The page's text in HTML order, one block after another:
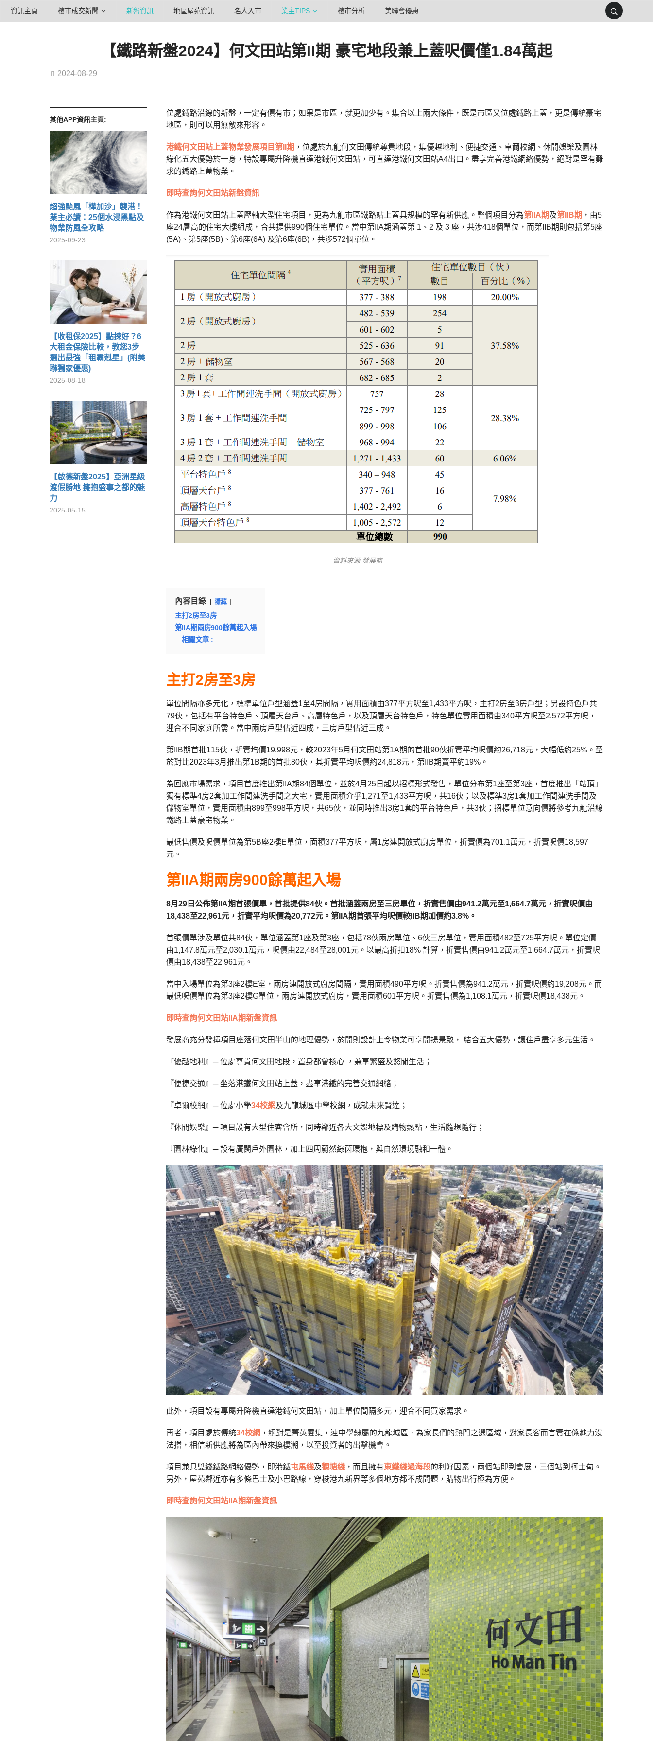
資訊主頁 樓市成交新聞 新盤資訊 地區屋苑資訊 名人入市 業主TIPS 樓市分析 美聯會優惠
【鐵路新盤2024】何文田站第II期 豪宅地段兼上蓋呎價僅1.84萬起
2024-08-29
其他APP資訊主頁:
超強颱風「樺加沙」襲港！
業主必讀：25個水浸黑點及
物業防風全攻略
2025-09-23
【收租保2025】點揀好？6
大租金保險比較，教您3步
選出最強「租霸剋星」(附美
聯獨家優惠)
2025-08-18
【啟德新盤2025】亞洲星級
渡假勝地 擁抱盛事之都的魅
力
2025-05-15
位處鐵路沿線的新盤，一定有價有市；如果是市區，就更加少有。集合以上兩大條件，既是市區又位處鐵路上蓋，更是傳統豪宅
地區，則可以用無敵來形容。
港鐵何文田站上蓋物業發展項目第II期 ，位處於九龍何文田傳統尊貴地段，集優越地利、便捷交通、卓爾校網、休閒娛樂及園林
綠化五大優勢於一身，特設專屬升降機直達港鐵何文田站，可直達港鐵何文田站A4出口。盡享完善港鐵網絡優勢，絕對是罕有難
求的鐵路上蓋物業。
即時查詢何文田站新盤資訊
作為港鐵何文田站上蓋壓軸大型住宅項目，更為九龍市區鐵路站上蓋具規模的罕有新供應。整個項目分為第IIA期及第IIB期 ，由5
座24層高的住宅大樓組成，合共提供990個住宅單位。當中第IIA期涵蓋第 1、2 及 3 座，共涉418個單位，而第IIB期則包括第5座
(5A)、第5座(5B)、第6座(6A) 及第6座(6B)，共涉572個單位。
資料來源:發展商
內容目錄 隱藏
主打2房至3房
第IIA期兩房900餘萬起入場
相關文章 :
主打2房至3房
單位間隔亦多元化，標準單位戶型涵蓋1至4房間隔，實用面積由377平方呎至1,433平方呎，主打2房至3房戶型；另設特色戶共
79伙，包括有平台特色戶、頂層天台戶、高層特色戶，以及頂層天台特色戶，特色單位實用面積由340平方呎至2,572平方呎，
迎合不同家庭所需。當中兩房戶型佔近四成，三房戶型佔近三成。
第IIB期首批115伙，折實均價19,998元，較2023年5月何文田站第1A期的首批90伙折實平均呎價約26,718元，大幅低約25%。至
於對比2023年3月推出第1B期的首批80伙，其折實平均呎價約24,818元，第IIB期賣平約19%。
為回應市場需求，項目首度推出第IIA期84個單位，並於4月25日起以招標形式發售，單位分布第1座至第3座，首度推出「站頂」
獨有標準4房2套加工作間連洗手間之大宅，實用面積介乎1,271至1,433平方呎，共16伙；以及標準3房1套加工作間連洗手間及
儲物室單位，實用面積由899至998平方呎，共65伙，並同時推出3房1套的平台特色戶，共3伙；招標單位意向價將參考九龍沿線
鐵路上蓋豪宅物業。
最低售價及呎價單位為第5B座2樓E單位，面積377平方呎，屬1房連開放式廚房單位，折實價為701.1萬元，折實呎價18,597
元。
第IIA期兩房900餘萬起入場
8月29日公佈第IIA期首張價單，首批提供84伙。首批涵蓋兩房至三房單位，折實售價由941.2萬元至1,664.7萬元，折實呎價由
18,438至22,961元，折實平均呎價為20,772元。第IIA期首張平均呎價較IIB期加價約3.8%。
首張價單涉及單位共84伙，單位涵蓋第1座及第3座，包括78伙兩房單位、6伙三房單位，實用面積482至725平方呎。單位定價
由1,147.8萬元至2,030.1萬元，呎價由22,484至28,001元。以最高折扣18% 計算，折實售價由941.2萬元至1,664.7萬元，折實呎
價由18,438至22,961元。
當中入場單位為第3座2樓E室，兩房連開放式廚房間隔，實用面積490平方呎。折實售價為941.2萬元，折實呎價約19,208元。而
最低呎價單位為第3座2樓G單位，兩房連開放式廚房，實用面積601平方呎。折實售價為1,108.1萬元，折實呎價18,438元。
即時查詢何文田站IIA期新盤資訊
發展商充分發揮項目座落何文田半山的地理優勢，於開則設計上令物業可享開揚景致， 結合五大優勢，讓住戶盡享多元生活。
『優越地利』─ 位處尊貴何文田地段，置身都會核心 ，兼享繁盛及悠閒生活；
『便捷交通』─ 坐落港鐵何文田站上蓋，盡享港鐵的完善交通網絡；
『卓爾校網』─ 位處小學34校網及九龍城區中學校網，成就未來賢達；
『休閒娛樂』─ 項目設有大型住客會所，同時鄰近各大文娛地標及購物熱點，生活隨想隨行；
『園林綠化』─ 設有廣闊戶外園林，加上四周蔚然綠茵環抱，與自然環境融和一體。
此外，項目設有專屬升降機直達港鐵何文田站，加上單位間隔多元，迎合不同買家需求。
再者，項目處於傳統34校網 ，絕對是菁英雲集，連中學隸屬的九龍城區，為家長們的熱門之選區域，對家長客而言實在係魅力沒
法擋，相信新供應將為區內帶來換樓潮，以至投資者的出擊機會。
項目兼具雙綫鐵路網絡優勢，即港鐵屯馬綫及觀塘綫 ，而且擁有東鐵綫過海段的利好因素，兩個站即到會展，三個站到柯士甸。
另外，屋苑鄰近亦有多條巴士及小巴路線，穿梭港九新界等多個地方都不成問題，購物出行極為方便。
即時查詢何文田站IIA期新盤資訊